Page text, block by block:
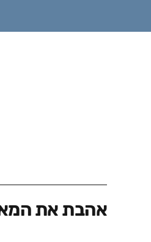
אהבת את